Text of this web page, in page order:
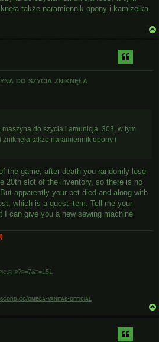
także naramiennik opony i kamizelka
do szycia zniknęła
maszyna do szycia i amunicja .303, w tym
także naramiennik opony i
the game, after death you randomly lose
20th slot of the inventory, so there is no
apparently your pet died and along with
which is a quest item. Tell me your
I can give you a new sewing machine
omega-vanitas-official